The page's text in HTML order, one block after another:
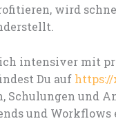
wird
intensiver mit
Du auf
Schulungen und
und